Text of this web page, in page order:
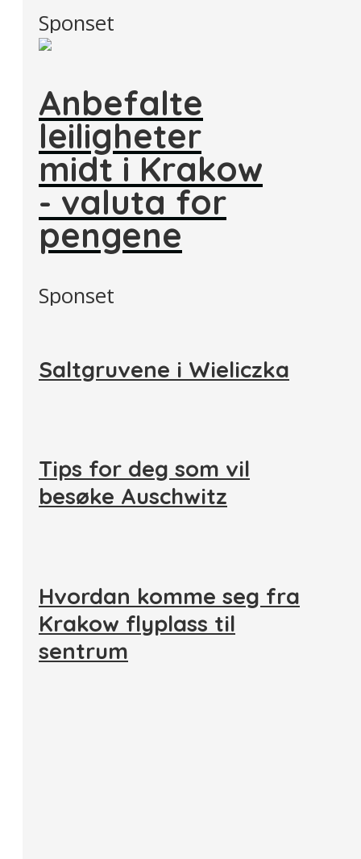
Sponset
Anbefalte
leiligheter
midt i Krakow
- valuta for
pengene
Sponset
Saltgruvene i Wieliczka
Tips for deg som vil
besøke Auschwitz
Hvordan komme seg fra
Krakow flyplass til
sentrum